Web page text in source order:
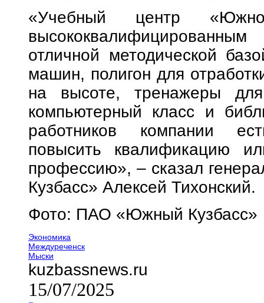
«Учебный центр
отличной методической
машин, полигон для
на высоте, тренажеры
компьютерный класс и
работников компании
повысить квалификацию
профессию», – сказал
Кузбасс» Алексей Тихонский.
Фото: ПАО «Южный Кузбасс»
Экономика
Междуреченск
Мыски
kuzbassnews.ru
15/07/2025